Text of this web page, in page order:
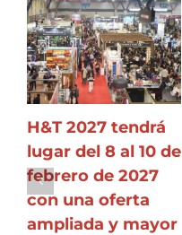
H&T 2027 tendrá
lugar del 8 al 10 de
febrero de 2027
con una oferta
ampliada y mayor